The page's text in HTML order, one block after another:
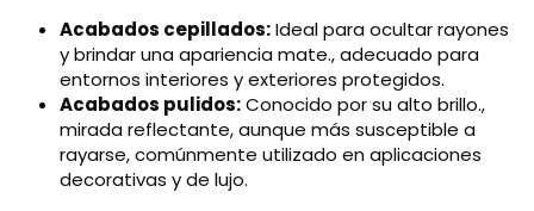
Acabados cepillados:Ideal para ocultar rayones
y brindar una apariencia mate., adecuado para
entornos interiores y exteriores protegidos.
Acabados pulidos:Conocido por su alto brillo.,
mirada reflectante, aunque más susceptible a
rayarse, comúnmente utilizado en aplicaciones
decorativas y de lujo.